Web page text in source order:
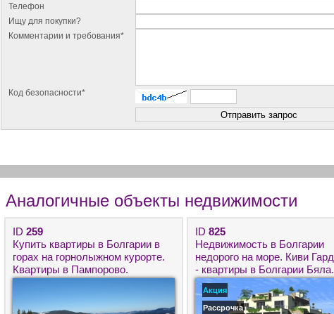
Телефон
Ищу для покупки?
Комментарии и требования*
Код безопасности*
Аналогичные объекты недвижимости
ID 259
Купить квартиры в Болгарии в
горах на горнолыжном курорте.
Квартиры в Пампорово.
Недвижимость класса ЛЮКС в
ID 825
Недвижимость в Болгарии
недорого на море. Киви
- квартиры в Болгарии Бяла.
Акция
Рассрочка